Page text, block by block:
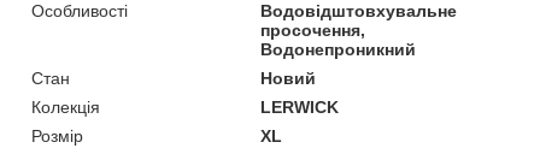
Особливості
Водовідштовхувальне
просочення,
Водонепроникний
Стан
Новий
Колекція
LERWICK
Розмір
XL